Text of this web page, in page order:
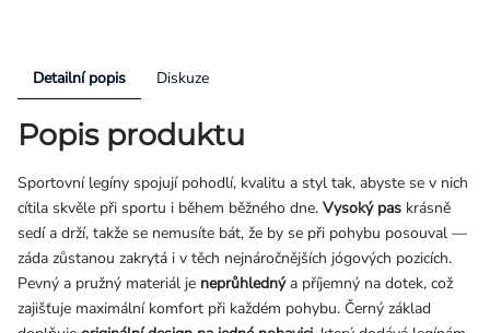
Detailní popis Diskuze
Popis produktu
Sportovní legíny spojují pohodlí, kvalitu a styl tak, abyste se v nich
cítila skvěle při sportu i během běžného dne. Vysoký pas krásně
sedí a drží, takže se nemusíte bát, že by se při pohybu posouval —
záda zůstanou zakrytá i v těch nejnáročnějších jógových pozicích.
Pevný a pružný materiál je neprůhlednýa příjemný na dotek, což
zajišťuje maximální komfort při každém pohybu. Černý základ